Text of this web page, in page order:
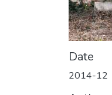
Date
2014-12